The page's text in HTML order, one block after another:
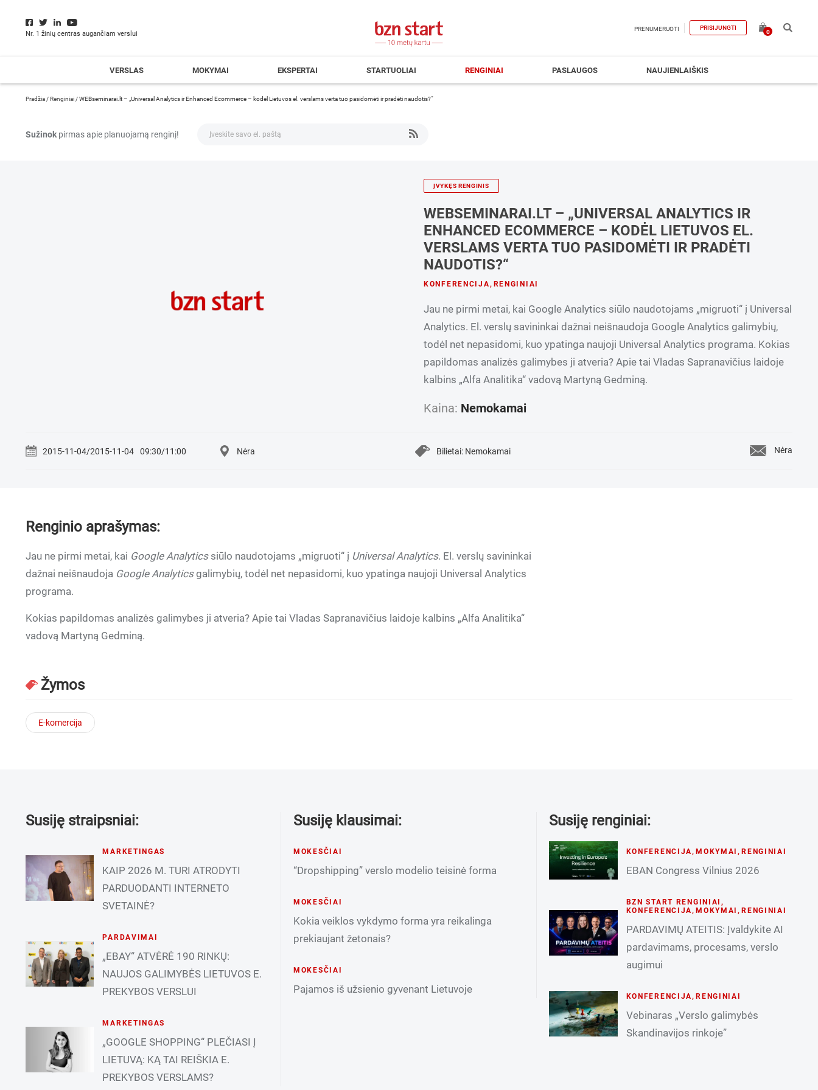
Nr. 1 žinių centras augančiam verslui
PRENUMERUOTI PRISIJUNGTI
0
VERSLAS MOKYMAI EKSPERTAI STARTUOLIAI RENGINIAI PASLAUGOS NAUJIENLAIŠKIS
Pradžia /Renginiai /WEBseminarai.lt – „Universal Analytics ir Enhanced Ecommerce – kodėl Lietuvos el. verslams verta tuo pasidomėti ir pradėti naudotis?“
Sužinok pirmas apie planuojamą renginį!
ĮVYKĘS RENGINIS
WEBSEMINARAI.LT – „UNIVERSAL ANALYTICS IR
ENHANCED ECOMMERCE – KODĖL LIETUVOS EL.
VERSLAMS VERTA TUO PASIDOMĖTI IR PRADĖTI
NAUDOTIS?“
KONFERENCIJA, RENGINIAI
Jau ne pirmi metai, kai Google Analytics siūlo naudotojams „migruoti“ į Universal
Analytics. El. verslų savininkai dažnai neišnaudoja Google Analytics galimybių,
todėl net nepasidomi, kuo ypatinga naujoji Universal Analytics programa. Kokias
papildomas analizės galimybes ji atveria? Apie tai Vladas Sapranavičius laidoje
kalbins „Alfa Analitika“ vadovą Martyną Gedminą.
Kaina: Nemokamai
2015-11-04/2015-11-04 09:30/11:00 Nėra Bilietai: Nemokamai Nėra
Renginio aprašymas:
Jau ne pirmi metai, kai Google Analyticssiūlo naudotojams „migruoti“ į Universal Analytics. El. verslų savininkai
dažnai neišnaudoja Google Analyticsgalimybių, todėl net nepasidomi, kuo ypatinga naujoji Universal Analytics
programa.
Kokias papildomas analizės galimybes ji atveria? Apie tai Vladas Sapranavičius laidoje kalbins „Alfa Analitika“
vadovą Martyną Gedminą.
Žymos
E-komercija
Susiję straipsniai:
MARKETINGAS
KAIP 2026 M. TURI ATRODYTI
PARDUODANTI INTERNETO
SVETAINĖ?
PARDAVIMAI
„EBAY“ ATVĖRĖ 190 RINKŲ:
NAUJOS GALIMYBĖS LIETUVOS E.
PREKYBOS VERSLUI
MARKETINGAS
„GOOGLE SHOPPING“ PLEČIASI Į
LIETUVĄ: KĄ TAI REIŠKIA E.
PREKYBOS VERSLAMS?
Susiję klausimai:
MOKESČIAI
“Dropshipping” verslo modelio teisinė forma
MOKESČIAI
Kokia veiklos vykdymo forma yra reikalinga
prekiaujant žetonais?
MOKESČIAI
Pajamos iš užsienio gyvenant Lietuvoje
Susiję renginiai:
KONFERENCIJA,MOKYMAI,RENGINIAI
EBAN Congress Vilnius 2026
BZN START RENGINIAI ,
KONFERENCIJA ,MOKYMAI ,RENGINIAI
PARDAVIMŲ ATEITIS: Įvaldykite AI
pardavimams, procesams, verslo
augimui
KONFERENCIJA ,RENGINIAI
Vebinaras „Verslo galimybės
Skandinavijos rinkoje”